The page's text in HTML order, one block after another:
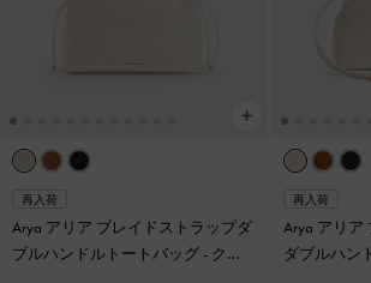
再入荷
Arya アリア ブレイドストラップダ
ブルハンドルトートバッグ- クリ
再入荷
Arya アリア
ダブルハン